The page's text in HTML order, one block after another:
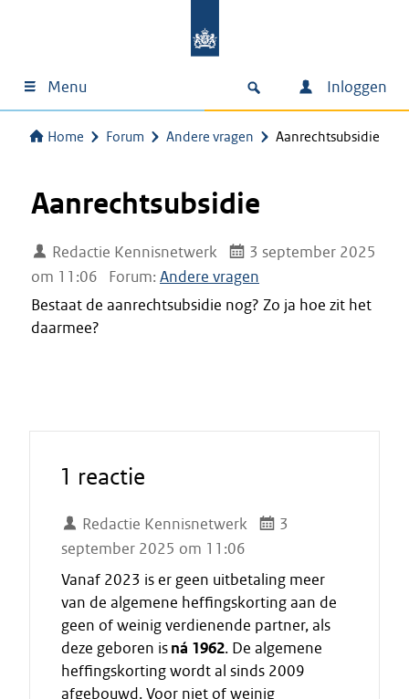
Menu Inloggen
Home Forum Andere vragen Aanrechtsubsidie
Aanrechtsubsidie
Redactie Kennisnetwerk
3 september 2025
om 11:06
Forum: Andere vragen
Bestaat de aanrechtsubsidie nog? Zo ja hoe zit het
daarmee?
1 reactie
Redactie Kennisnetwerk
3
september 2025 om 11:06
Vanaf 2023 is er geen uitbetaling meer
van de algemene heffingskorting aan de
geen of weinig verdienende partner, als
deze geboren isná 1962. De algemene
heffingskorting wordt al sinds 2009
afgebouwd. Voor niet of weinig